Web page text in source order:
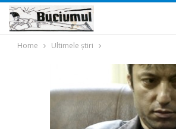
Home Ultimele ştiri